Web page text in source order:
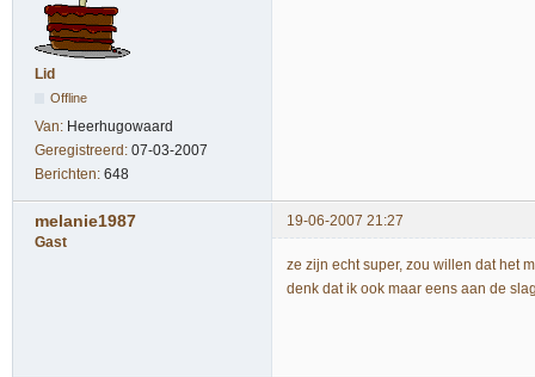
Lid
Offline
Van: Heerhugowaard
Geregistreerd: 07-03-2007
Berichten: 648
melanie1987
19-06-2007 21:27
Gast
ze zijn echt super, zou willen dat het
denk dat ik ook maar eens aan de